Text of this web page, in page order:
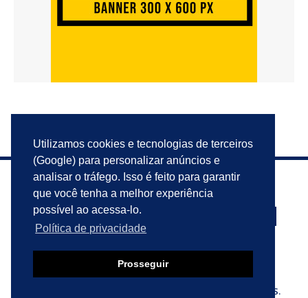
Utilizamos cookies e tecnologias de terceiros
(Google) para personalizar anúncios e
analisar o tráfego. Isso é feito para garantir
que você tenha a melhor experiência
possível ao acessa-lo.
Política de privacidade
Prosseguir
PRIVACIDADE ANUNCIE
© 2023 VIU ISSO AQUI?. TODOS OS DIREITOS RESERVADOS.